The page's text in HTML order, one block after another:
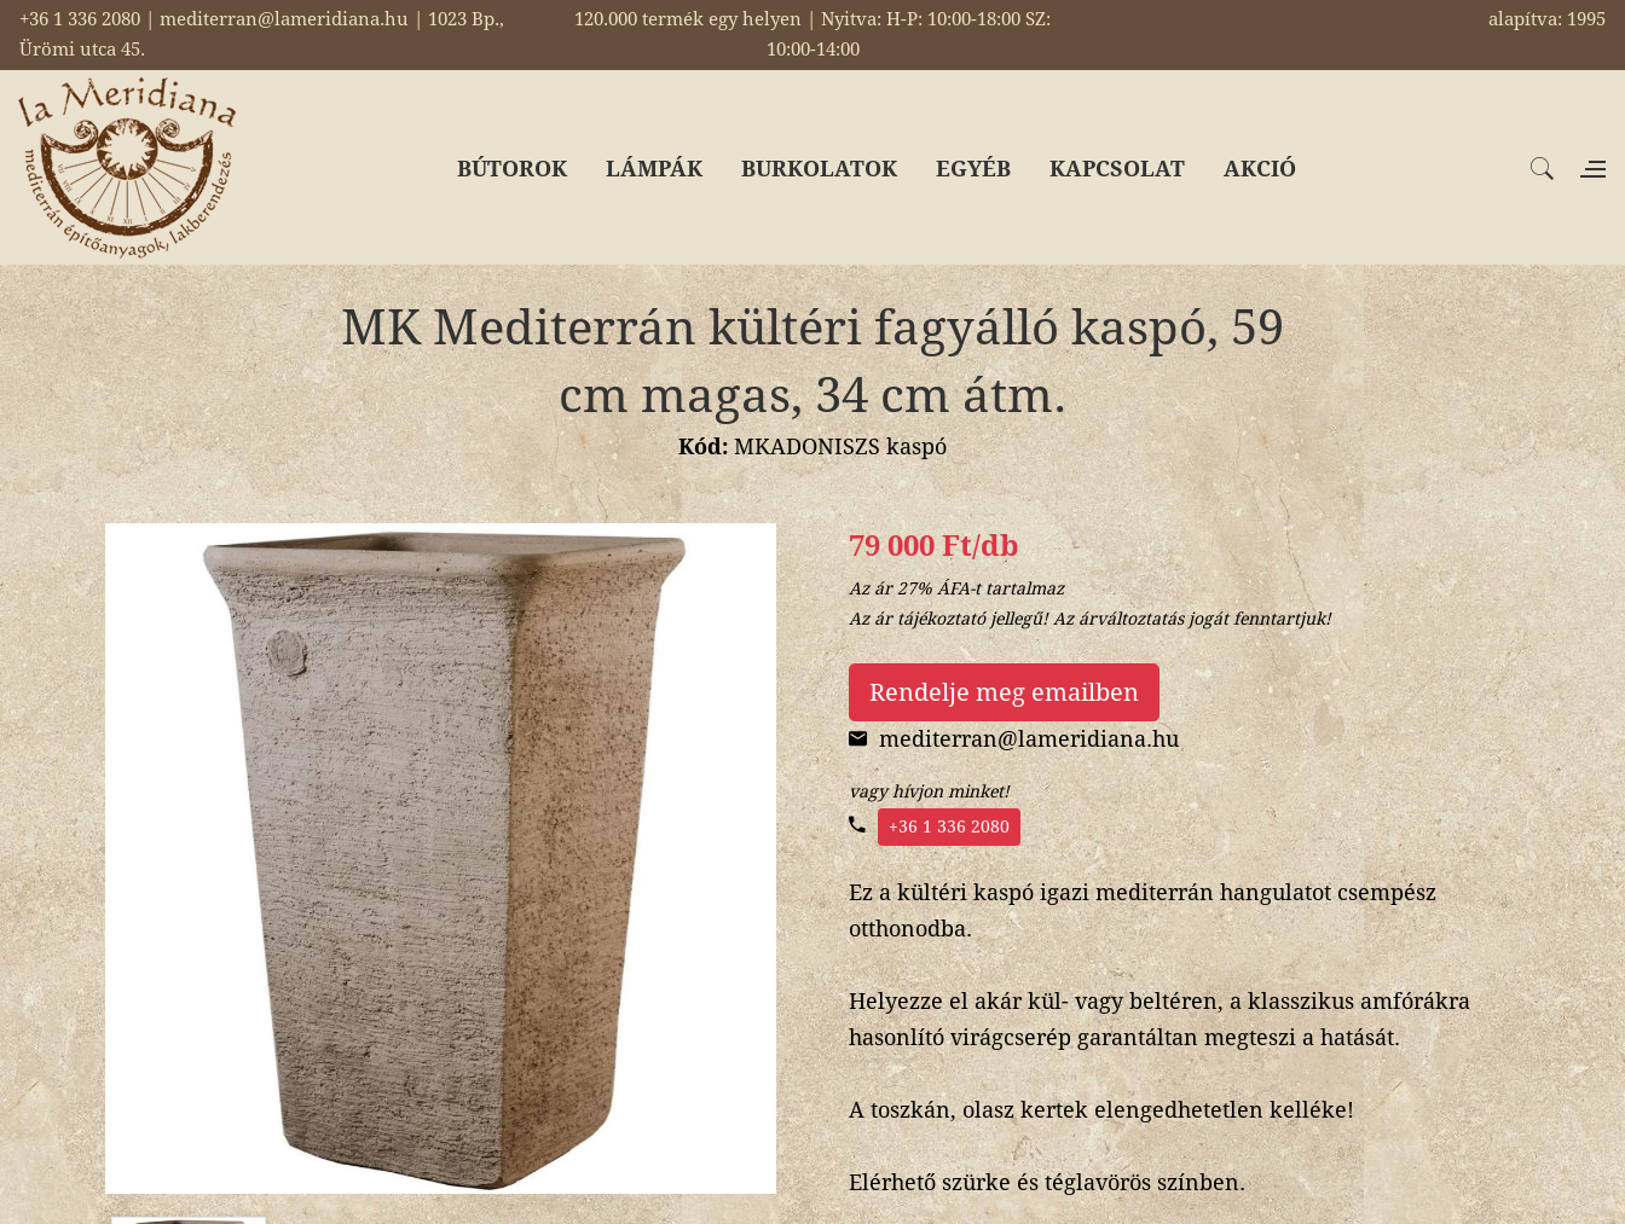
+36 1 336 2080 | mediterran@lameridiana.hu | 1023 Bp.,
Ürömi utca 45.
120.000 termék egy helyen | Nyitva: H-P: 10:00-18:00 SZ:
10:00-14:00
alapítva: 1995
BÚTOROK LÁMPÁK BURKOLATOK EGYÉB KAPCSOLAT AKCIÓ
MK Mediterrán kültéri fagyálló kaspó, 59
cm magas, 34 cm átm.
Kód: MKADONISZS kaspó
79 000 Ft/db
Az ár 27% ÁFA-t tartalmaz
Az ár tájékoztató jellegű! Az árváltoztatás jogát fenntartjuk!
Rendelje meg emailben
mediterran@lameridiana.hu
vagy hívjon minket!
+36 1 336 2080
Ez a kültéri kaspó igazi mediterrán hangulatot csempész
otthonodba.
Helyezze el akár kül- vagy beltéren, a klasszikus amfórákra
hasonlító virágcserép garantáltan megteszi a hatását.
A toszkán, olasz kertek elengedhetetlen kelléke!
Elérhető szürke és téglavörös színben.